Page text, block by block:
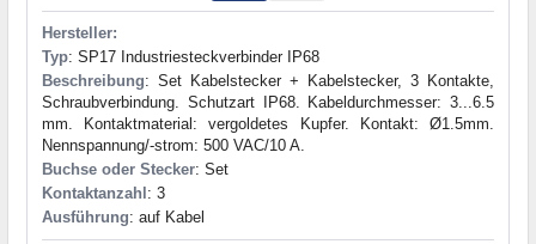
Hersteller:
Typ: SP17 Industriesteckverbinder IP68
Beschreibung: Set Kabelstecker + Kabelstecker, 3 Kontakte,
Schraubverbindung. Schutzart IP68. Kabeldurchmesser: 3...6.5
mm. Kontaktmaterial: vergoldetes Kupfer. Kontakt: Ø1.5mm.
Nennspannung/-strom: 500 VAC/10 A.
Buchse oder Stecker: Set
Kontaktanzahl : 3
Ausführung: auf Kabel